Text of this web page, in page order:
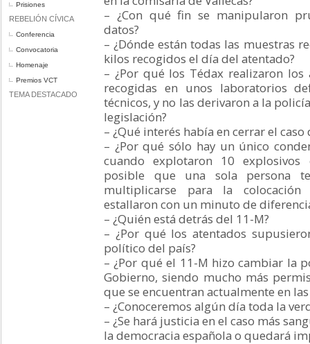
Prisiones
REBELIÓN CÍVICA
Conferencia
Convocatoria
Homenaje
Premios VCT
TEMA DESTACADO
– ¿Con qué fin se manipularon
datos?
– ¿Dónde están todas las muestras
kilos recogidos el día del atentado?
– ¿Por qué los Tédax realizaron
recogidas en unos laboratorios
técnicos, y no las derivaron a la
legislación?
– ¿Qué interés había en cerrar el
– ¿Por qué sólo hay un único
cuando explotaron 10 explosivos
posible que una sola persona
multiplicarse para la
estallaron con un minuto de
– ¿Quién está detrás del 11-M?
– ¿Por qué los atentados
político del país?
– ¿Por qué el 11-M hizo cambiar la
Gobierno, siendo mucho más
que se encuentran actualmente en
– ¿Conoceremos algún día toda la
– ¿Se hará justicia en el caso más
la democracia española o quedará